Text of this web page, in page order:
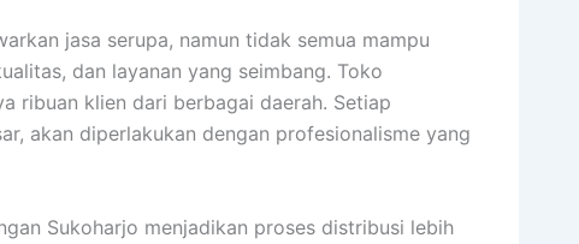
jasa serupa, namun tidak semua mampu
dan layanan yang seimbang. Toko
ribuan klien dari berbagai daerah. Setiap
akan diperlakukan dengan profesionalisme yang
Sukoharjo menjadikan proses distribusi lebih